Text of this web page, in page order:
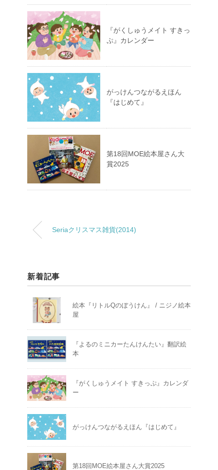
『がくしゅうメイト すきっ
ぷ』カレンダー
がっけんつながるえほん
『はじめて』
第18回MOE絵本屋さん大
賞2025
Seriaクリスマス雑貨(2014)
新着記事
絵本『リトルQのぼうけん』 / ニジノ絵本
屋
『よるのミニカーたんけんたい』翻訳絵
本
『がくしゅうメイト すきっぷ』カレンダ
ー
がっけんつながるえほん『はじめて』
第18回MOE絵本屋さん大賞2025